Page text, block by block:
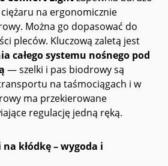
na ergonomicznie
Można go dopasować do
pleców. Kluczową zaletą jest
całego systemu nośnego pod
— szelki i pas biodrowy są
na taśmociągach i w
ma przekierowane
regulację jedną ręką.
kłódkę – wygoda i